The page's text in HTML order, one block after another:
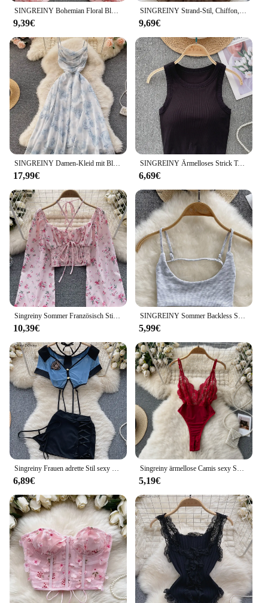
SINGREINY Bohemian Floral Blusen Frauen Sanfte Süße Französisch Elastische Geraffte Dünne Tops Frühling Casual Urlaub Eleganten Druck Shirts
9,39€
SINGREINY Strand-Stil, Chiffon, Röhrenoberteil, Neckholder, Bänder, Kordelzug, Schnürung, Schleife, schulterfrei, rückenfrei, modisch, Streetwear, sexy Weste
9,69€
SINGREINY Damen-Kleid mit Blumenmuster, Spaghettiträger, elastisch, gerüscht, sexy, hohl, rückenfrei, Partykleid, Sommer, Boho, Urlaub, Strand, Sommerkleid
17,99€
SINGREINY Ärmelloses Strick Top Frauen Backless Koreanische Bh O Neck Feste Elastische Taille Damen Elegante Mode Lässig Crop Top
6,69€
Singreiny Sommer Französisch Stil drucken kurze Bluse 2024 lange Ärmel elastische Strand Top Frauen Mode rücken freie geraffte Blumen bluse
10,39€
SINGREINY Sommer Backless Sexy Leibchen Frauen Strap Schlank Strand Top 2023 Ärmellose Streetwear Koreanische Strap Sinnliche Tank Top
5,99€
Singreiny Frauen adrette Stil sexy Uniform Sets 2023 V-Ausschnitt schiere Top Schnür Minirock Riemen aushöhlen Cosplay Porno Anzüge
6,89€
Singreiny ärmellose Camis sexy Spitze Bodys Frauen rücken freie schlanke Dessous schiere Stram pler Sommernacht Club erotische Spiel anzüge
5,19€